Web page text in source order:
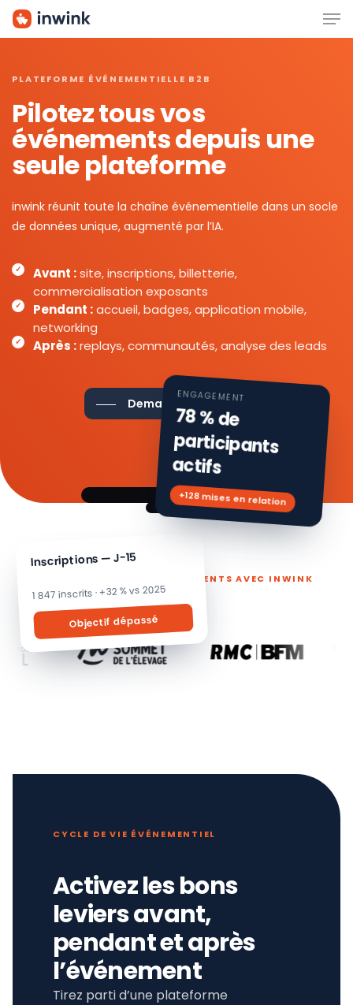
Skip
PLATEFORME ÉVÉNEMENTIELLE B2B
Pilotez tous vos
événements depuis une
seule plateforme
inwink réunit toute la chaîne événementielle dans un socle
de données unique, augmenté par l’IA.
Avant :site, inscriptions, billetterie,
commercialisation exposants
Pendant :accueil, badges, application mobile,
networking
Après :replays, communautés, analyse des leads
Demander une démo
Inscriptions — J-15
1 847 inscrits · +32 % vs 2025
Objectif dépassé
ENGAGEMENT
78 % de
participants
actifs
+128 mises en relation
ILS PILOTENT LEURS ÉVÉNEMENTS AVEC INWINK
CYCLE DE VIE ÉVÉNEMENTIEL
Activez les bons
leviers avant,
pendant et après
l’événement
Tirez parti d’une plateforme